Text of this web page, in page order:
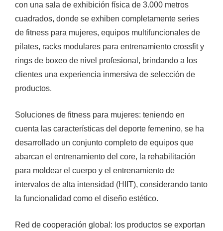
con una sala de exhibición física de 3.000 metros
cuadrados, donde se exhiben completamente series
de fitness para mujeres, equipos multifuncionales de
pilates, racks modulares para entrenamiento crossfit y
rings de boxeo de nivel profesional, brindando a los
clientes una experiencia inmersiva de selección de
productos.
Soluciones de fitness para mujeres: teniendo en
cuenta las características del deporte femenino, se ha
desarrollado un conjunto completo de equipos que
abarcan el entrenamiento del core, la rehabilitación
para moldear el cuerpo y el entrenamiento de
intervalos de alta intensidad (HIIT), considerando tanto
la funcionalidad como el diseño estético.
Red de cooperación global: los productos se exportan